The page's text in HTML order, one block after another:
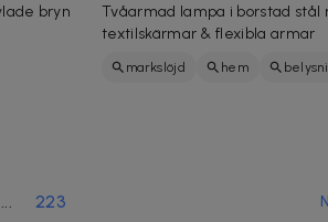
bryn
Tvåarmad lampa i borstad stål
textilskärmar & flexibla armar
markslöjd hem
... 223